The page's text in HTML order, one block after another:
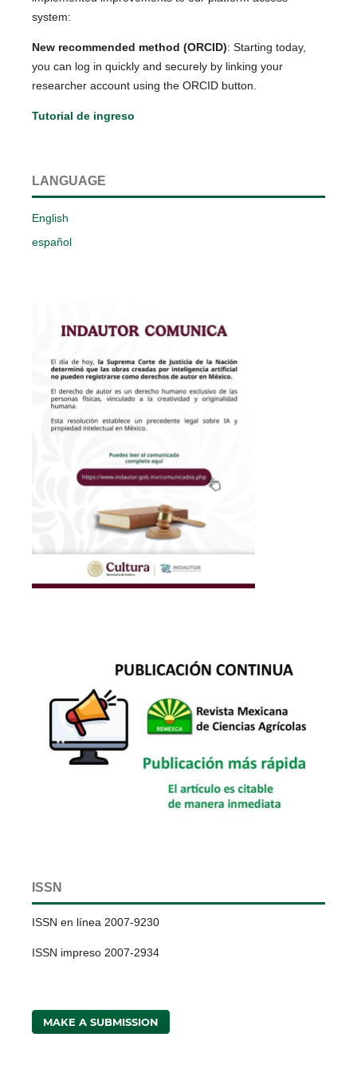
system:
New recommended method (ORCID): Starting today,
you can log in quickly and securely by linking your
researcher account using the ORCID button.
Tutorial de ingreso
LANGUAGE
English
español
ISSN
ISSN en línea 2007-9230
ISSN impreso 2007-2934
MAKE A SUBMISSION